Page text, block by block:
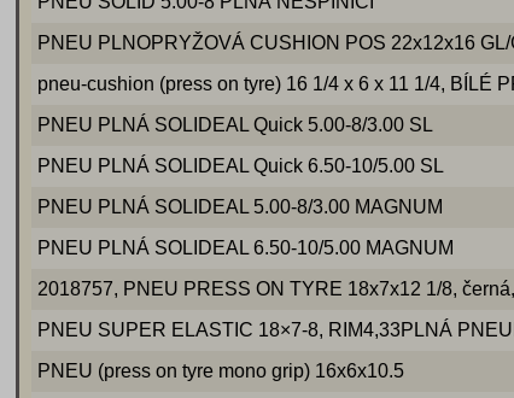
PNEU PLNOPRYŽOVÁ CUSHION POS 22x12x16
pneu-cushion (press on tyre) 16 1/4 x 6 x 11 1/4, BÍLÉ
PNEU PLNÁ SOLIDEAL Quick 5.00-8/3.00 SL
PNEU PLNÁ SOLIDEAL Quick 6.50-10/5.00 SL
PNEU PLNÁ SOLIDEAL 5.00-8/3.00 MAGNUM
PNEU PLNÁ SOLIDEAL 6.50-10/5.00 MAGNUM
2018757, PNEU PRESS ON TYRE 18x7x12 1/8,
PNEU SUPER ELASTIC 18×7-8, RIM4,33PLNÁ
PNEU (press on tyre mono grip) 16x6x10.5